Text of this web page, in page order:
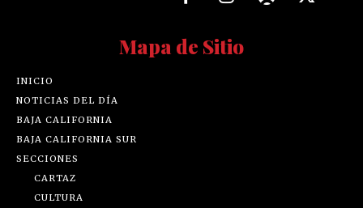
Mapa de Sitio
INICIO
NOTICIAS DEL DÍA
BAJA CALIFORNIA
BAJA CALIFORNIA SUR
SECCIONES
CARTAZ
CULTURA